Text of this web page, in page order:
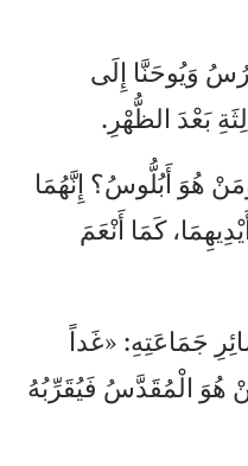
وَيُوحَنَّا إِلَى
بَعْدَ الظُّهْرِ.
هُوَ أَبُلُّوسُ؟ إِنَّهُمَا
كَمَا أَنْعَمَ
جَمَاعَتِهِ: «غَداً
هُوَ الْمُقَدَّسُ فَيُقَرِّبُهُ